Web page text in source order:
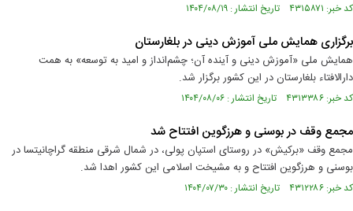
کد خبر: ۴۳۱۵۸۷۱ تاریخ انتشار : ۱۴۰۴/۰۸/۱۹
برگزاری همایش ملی آموزش دینی در بلغارستان
همایش ملی «آموزش دینی و آینده آن؛ چشم‌انداز و امید به توسعه» به همت
دارالافتاء بلغارستان در این کشور برگزار شد.
کد خبر: ۴۳۱۳۳۸۶ تاریخ انتشار : ۱۴۰۴/۰۸/۰۶
مجمع وقف در بوسنی و هرزگوین افتتاح شد
مجمع وقف «برکیش» در روستای استپان پولی، در شمال شرقی منطقه گراچانیتسا در
بوسنی و هرزگوین افتتاح و به مشیخت اسلامی این کشور اهدا شد.
کد خبر: ۴۳۱۲۲۸۶ تاریخ انتشار : ۱۴۰۴/۰۷/۳۰